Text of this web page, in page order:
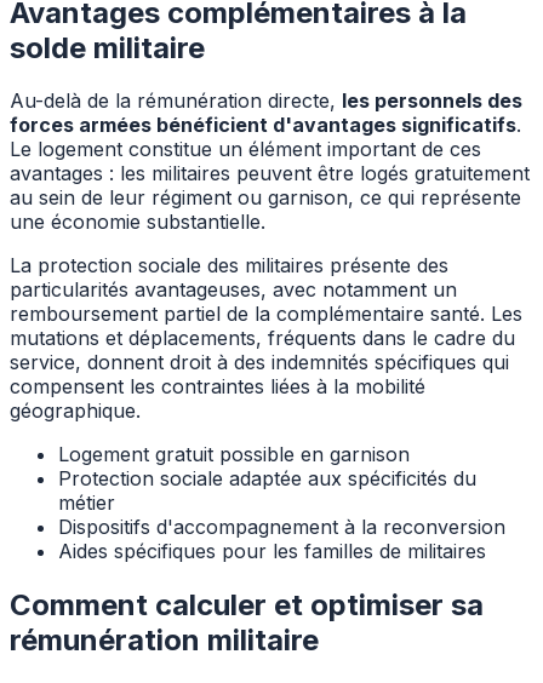
Avantages complémentaires à la
solde militaire
Au-delà de la rémunération directe, les personnels des
forces armées bénéficient d'avantages significatifs.
Le logement constitue un élément important de ces
avantages : les militaires peuvent être logés gratuitement
au sein de leur régiment ou garnison, ce qui représente
une économie substantielle.
La protection sociale des militaires présente des
particularités avantageuses, avec notamment un
remboursement partiel de la complémentaire santé. Les
mutations et déplacements, fréquents dans le cadre du
service, donnent droit à des indemnités spécifiques qui
compensent les contraintes liées à la mobilité
géographique.
Logement gratuit possible en garnison
Protection sociale adaptée aux spécificités du
métier
Dispositifs d'accompagnement à la reconversion
Aides spécifiques pour les familles de militaires
Comment calculer et optimiser sa
rémunération militaire